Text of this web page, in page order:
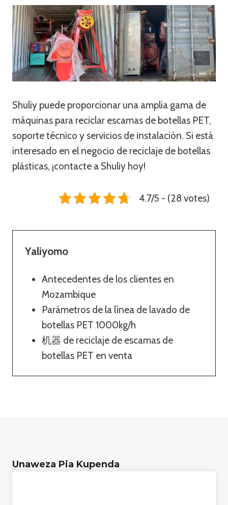
Shuliy puede proporcionar una amplia gama de
máquinas para reciclar escamas de botellas PET,
soporte técnico y servicios de instalación. Si está
interesado en el negocio de reciclaje de botellas
plásticas, ¡contacte a Shuliy hoy!
4.7/5 - (28 votes)
Yaliyomo
Antecedentes de los clientes en
Mozambique
Parámetros de la línea de lavado de
botellas PET 1000kg/h
机器 de reciclaje de escamas de
botellas PET en venta
Unaweza Pia Kupenda